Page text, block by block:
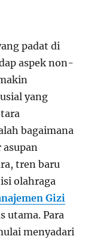
padat di
aspek non-
yang
bagaimana
asupan
tren baru
olahraga
Gizi
utama. Para
menyadari